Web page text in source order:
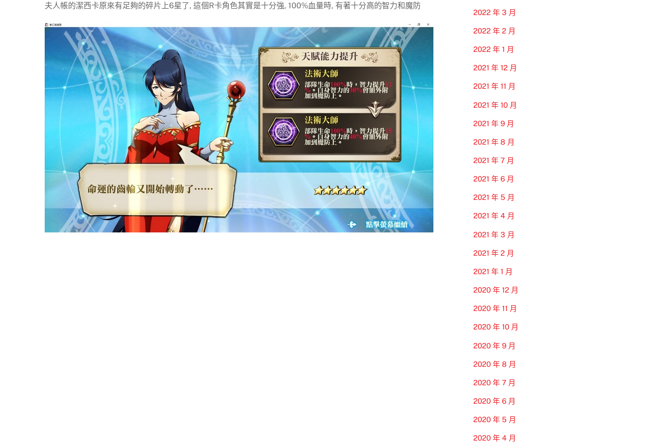
夫人帳的潔西卡原來有足夠的碎片上6星了, 這個R卡角色其實是十分強, 100%血量時, 有著十分高的智力和魔防
2022 年 3 月
2022 年 2 月
2022 年 1 月
2021 年 12 月
2021 年 11 月
2021 年 10 月
2021 年 9 月
2021 年 8 月
2021 年 7 月
2021 年 6 月
2021 年 5 月
2021 年 4 月
2021 年 3 月
2021 年 2 月
2021 年 1 月
2020 年 12 月
2020 年 11 月
2020 年 10 月
2020 年 9 月
2020 年 8 月
2020 年 7 月
2020 年 6 月
2020 年 5 月
2020 年 4 月